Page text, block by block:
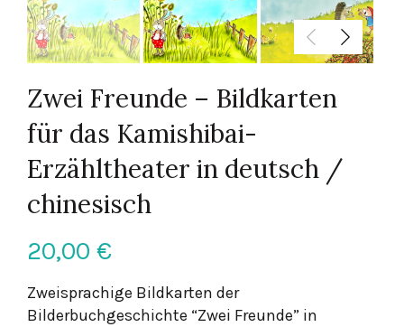
Zwei Freunde – Bildkarten
für das Kamishibai-
Erzähltheater in deutsch /
chinesisch
20,00 €
Zweisprachige Bildkarten der
Bilderbuchgeschichte “Zwei Freunde” in